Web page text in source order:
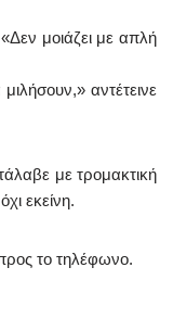
μοιάζει με απλή
αντέτεινε
με τρομακτική
εκείνη.
το τηλέφωνο.